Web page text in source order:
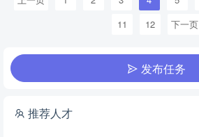
11
12 下一页
发布任务
推荐人才